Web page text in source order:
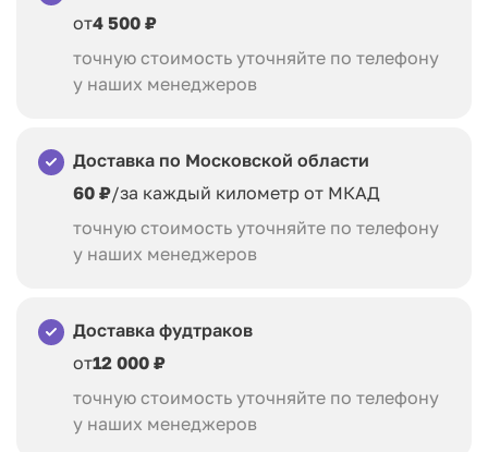
от4 500 ₽
точную стоимость уточняйте по телефону
у наших менеджеров
Доставка по Московской области
60 ₽/за каждый километр от МКАД
точную стоимость уточняйте по телефону
у наших менеджеров
Доставка фудтраков
от12 000 ₽
точную стоимость уточняйте по телефону
у наших менеджеров